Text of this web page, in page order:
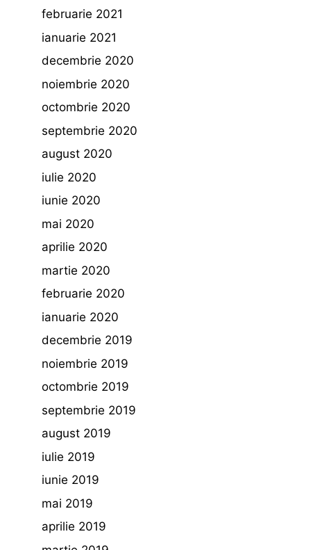
februarie 2021
ianuarie 2021
decembrie 2020
noiembrie 2020
octombrie 2020
septembrie 2020
august 2020
iulie 2020
iunie 2020
mai 2020
aprilie 2020
martie 2020
februarie 2020
ianuarie 2020
decembrie 2019
noiembrie 2019
octombrie 2019
septembrie 2019
august 2019
iulie 2019
iunie 2019
mai 2019
aprilie 2019